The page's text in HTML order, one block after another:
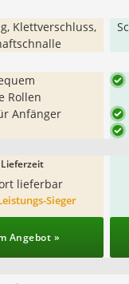
Klettverschluss,
Rollen
Anfänger
Lieferzeit
lieferbar
Sieger
Angebot »